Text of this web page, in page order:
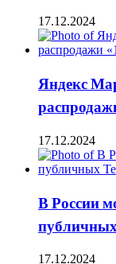
17.12.2024
Яндекс
17.12.2024
В России
17.12.2024